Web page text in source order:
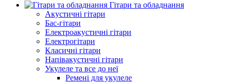
Гітари та обладнання
Акустичні гітари
Бас-гітари
Електроакустичні гітари
Електрогітари
Класичні гітари
Напівакустичні гітари
Укулеле та все до неї
Ремені для укулеле